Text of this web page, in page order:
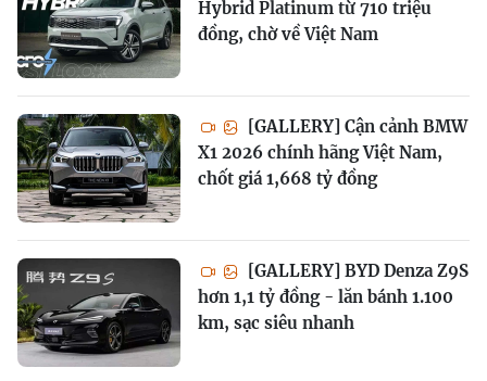
Hybrid Platinum từ 710 triệu
đồng, chờ về Việt Nam
[GALLERY] Cận cảnh BMW
X1 2026 chính hãng Việt Nam,
chốt giá 1,668 tỷ đồng
[GALLERY] BYD Denza Z9S
hơn 1,1 tỷ đồng - lăn bánh 1.100
km, sạc siêu nhanh